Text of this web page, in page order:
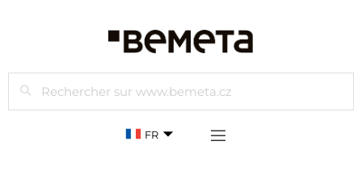
Rechercher
FR